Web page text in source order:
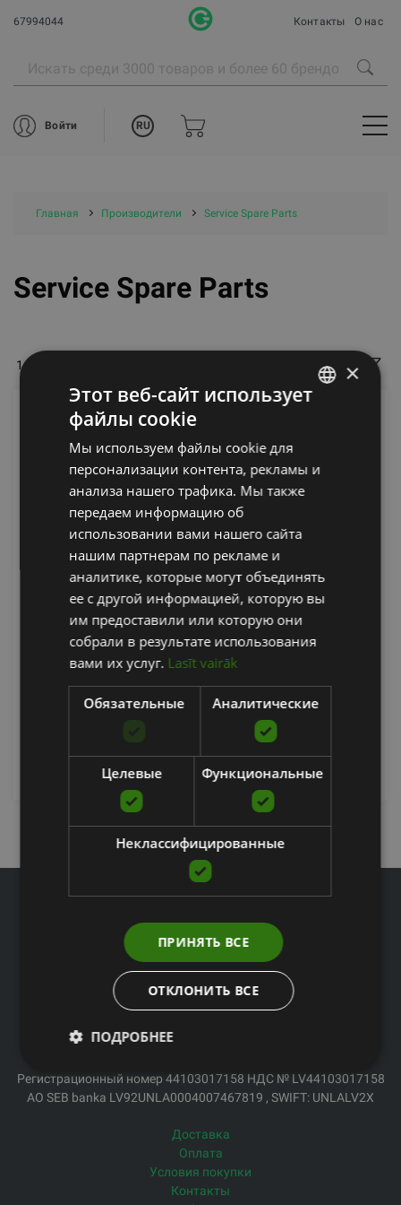
67994044 Контакты О нас
Войти RU
Главная Производители Service Spare Parts
Service Spare Parts
144 товаров на стр. Фильтры
TREADMILL WAX (SILICONE) 100ML IN A SPRAY
BOTTLE
SERVICE SPARE PARTS
12.70€
уведомить меня
Телефон офиса: 67994044
E-mail: veikals@fitnesaveikals.lv
Часы работы: Пн.-Пт. с 9:00 до 18:00.
SIA G Kolizejs
Регистрационный номер 44103017158 НДС № LV44103017158
АО SEB banka LV92UNLA0004007467819 , SWIFT: UNLALV2X
Доставка
Оплата
Условия покупки
Контакты
×
Этот веб-сайт использует
файлы cookie
Мы используем файлы cookie для
персонализации контента, рекламы и
анализа нашего трафика. Мы также
передаем информацию об
использовании вами нашего сайта
нашим партнерам по рекламе и
аналитике, которые могут объединять
ее с другой информацией, которую вы
им предоставили или которую они
собрали в результате использования
вами их услуг. Lasīt vairāk
Обязательные Аналитические
Целевые Функциональные
Неклассифицированные
ПРИНЯТЬ ВСЕ
ОТКЛОНИТЬ ВСЕ
ПОДРОБНЕЕ